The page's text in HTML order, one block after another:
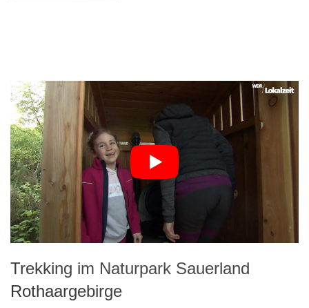
Trekking im Naturpark Sauerland
Rothaargebirge